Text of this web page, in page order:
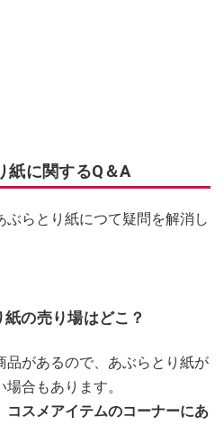
紙に関するQ＆A
ぶらとり紙につて疑問を解消し
の売り場はどこ？
品があるので、あぶらとり紙が
合もあります。
コスメアイテムのコーナーにあ